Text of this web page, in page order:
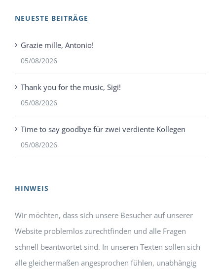
NEUESTE BEITRÄGE
Grazie mille, Antonio!
05/08/2026
Thank you for the music, Sigi!
05/08/2026
Time to say goodbye für zwei verdiente Kollegen
05/08/2026
HINWEIS
Wir möchten, dass sich unsere Besucher auf unserer
Website problemlos zurechtfinden und alle Fragen
schnell beantwortet sind. In unseren Texten sollen sich
alle gleichermaßen angesprochen fühlen, unabhängig